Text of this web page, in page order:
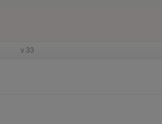
v.33